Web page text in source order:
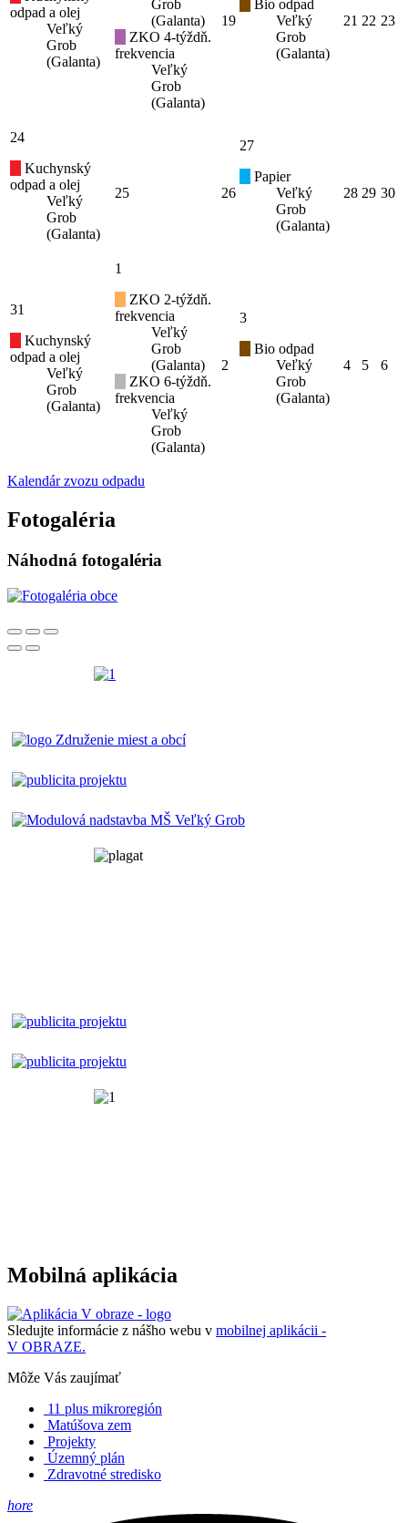
odpad a olej
Veľký
Grob
(Galanta)
Grob
(Galanta)
ZKO 4-týždň.
frekvencia
Veľký
Grob
(Galanta)
19
Bio odpad
Veľký
Grob
(Galanta)
21 22 23
24
Kuchynský
odpad a olej
Veľký
Grob
(Galanta)
25 26
27
Papier
Veľký
Grob
(Galanta)
28 29 30
31
Kuchynský
odpad a olej
Veľký
Grob
(Galanta)
1
ZKO 2-týždň.
frekvencia
Veľký
Grob
(Galanta)
ZKO 6-týždň.
frekvencia
Veľký
Grob
(Galanta)
2
3
Bio odpad
Veľký
Grob
(Galanta)
4 5 6
Kalendár zvozu odpadu
Fotogaléria
Náhodná fotogaléria
Mobilná aplikácia
Sledujte informácie z nášho webu v mobilnej aplikácii -
V OBRAZE.
Môže Vás zaujímať
11 plus mikroregión
Matúšova zem
Projekty
Územný plán
Zdravotné stredisko
hore